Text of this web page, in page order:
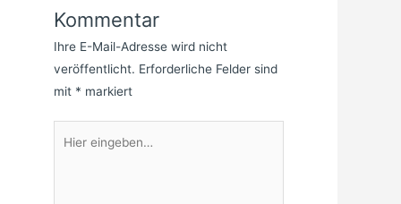
Kommentar
Ihre E-Mail-Adresse wird nicht
veröffentlicht. Erforderliche Felder sind
mit * markiert
eingeben…